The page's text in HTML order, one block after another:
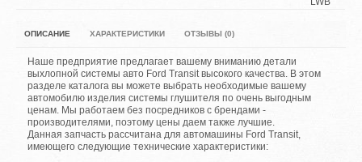
ОПИСАНИЕ ХАРАКТЕРИСТИКИ ОТЗЫВЫ (0)
Наше предприятие предлагает вашему вниманию детали
выхлопной системы авто Ford Transit высокого качества. В этом
разделе каталога вы можете выбрать необходимые вашему
автомобилю изделия системы глушителя по очень выгодным
ценам. Мы работаем без посредников с брендами -
производителями, поэтому цены даем также лучшие.
Данная запчасть рассчитана для автомашины Ford Transit,
имеющего следующие технические характеристики: